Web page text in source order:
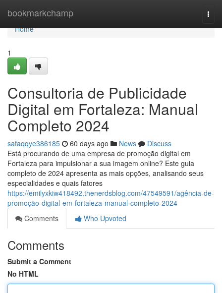
bookmarkchamp
Home
Home
1
Consultoria de Publicidade
Digital em Fortaleza: Manual
Completo 2024
safaqqye386185 60 days ago News
Discuss
Está procurando de uma empresa de promoção digital em
Fortaleza para impulsionar a sua imagem online? Este guia
completo de 2024 apresenta as mais opções, analisando seus
especialidades e quais fatores
https://emilyxkiw418492.thenerdsblog.com/47549591/agência-de-
promoção-digital-em-fortaleza-manual-completo-2024
Comments
Who Upvoted
Comments
Submit a Comment
No HTML